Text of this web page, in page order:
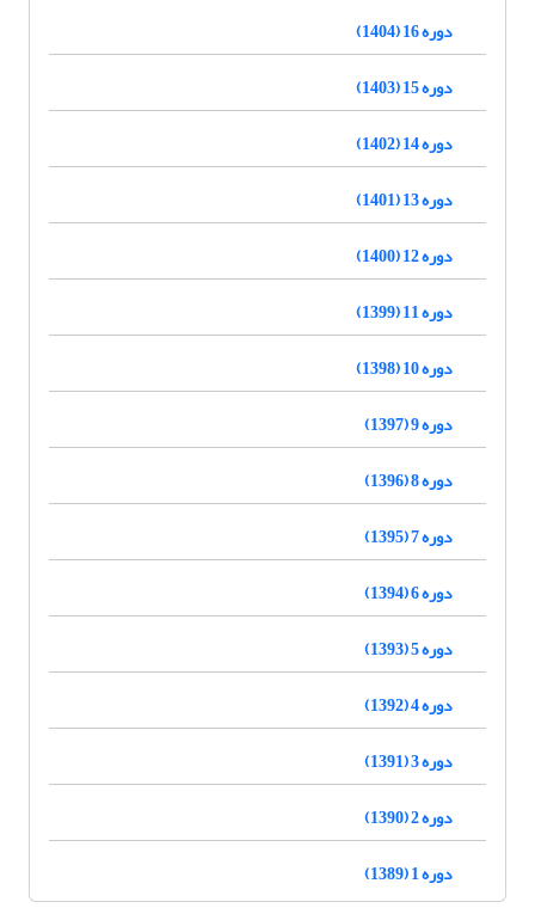
دوره 16 (1404)
دوره 15 (1403)
دوره 14 (1402)
دوره 13 (1401)
دوره 12 (1400)
دوره 11 (1399)
دوره 10 (1398)
دوره 9 (1397)
دوره 8 (1396)
دوره 7 (1395)
دوره 6 (1394)
دوره 5 (1393)
دوره 4 (1392)
دوره 3 (1391)
دوره 2 (1390)
دوره 1 (1389)